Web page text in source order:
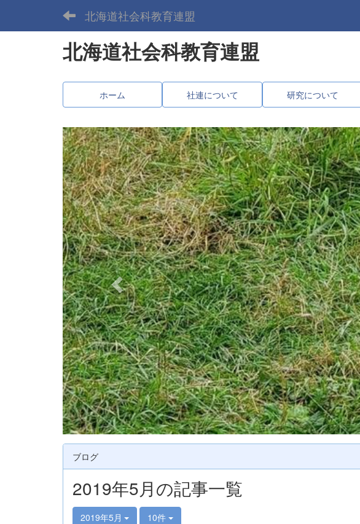
北海道社会科教育連盟
北海道社会科教育連盟
ホーム 社連について 研究について
p
r
e
v
i
o
u
s
ブログ
2019年5月の記事一覧
2019年5月 10件